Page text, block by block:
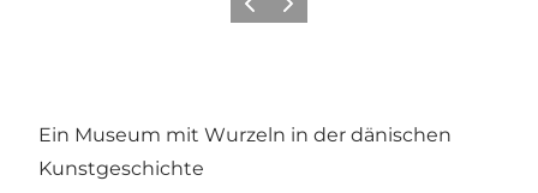
ZurückWeiter
Ein Museum mit Wurzeln in der dänischen
Kunstgeschichte